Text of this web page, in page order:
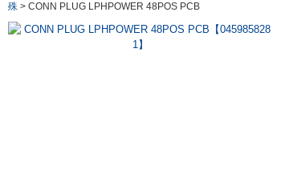
殊 > CONN PLUG LPHPOWER 48POS PCB